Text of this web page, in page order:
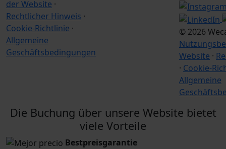
der Website ·
Rechtlicher Hinweis ·
Cookie-Richtlinie ·
Allgemeine
Geschäftsbedingungen
© 2026
Website ·
· Cookie-
Allgemeine
Die Buchung über unsere Website bietet
viele Vorteile
Bestpreisgarantie